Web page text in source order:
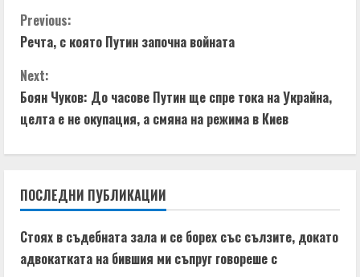
C
o
n
t
i
n
u
e
Previous:
Речта, с която Путин започна войната
Next:
Боян Чуков: До часове Путин ще спре тока на Украйна,
целта е не окупация, а смяна на режима в Киев
ПОСЛЕДНИ ПУБЛИКАЦИИ
Стоях в съдебната зала и се борех със сълзите, докато
адвокатката на бившия ми съпруг говореше с